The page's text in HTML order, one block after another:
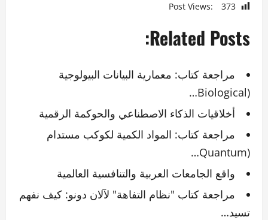
Post Views: 373
Related Posts:
مراجعة كتاب: معمارية البيانات البيولوجية
(Biological…
أخلاقيات الذكاء الاصطناعي والحوكمة الرقمية
مراجعة كتاب: المواد الكمية لكوكب مستدام
(Quantum…
واقع الجامعات العربية والتنافسية العالمية
مراجعة كتاب "نظام التفاهة" لآلان دونو: كيف نفهم
تسيد…